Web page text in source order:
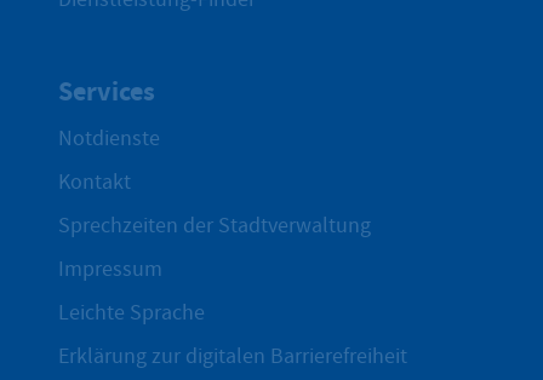
Services
Notdienste
Kontakt
Sprechzeiten der Stadtverwaltung
Impressum
Leichte Sprache
Erklärung zur digitalen Barrierefreiheit